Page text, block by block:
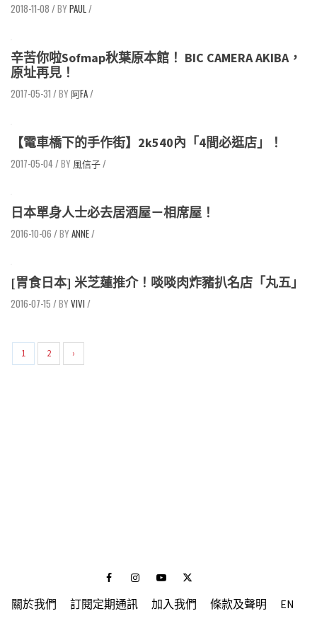
2018-11-08 / PAUL /
辛苦你啦Sofmap秋葉原本館！ BIC CAMERA AKIBA，
原址再見！
2017-05-31 / 阿FA/
【電車橋下的手作街】2k540內「4間必逛店」！
2017-05-04/ 風信子/
日本單身人士必去居酒屋－相席屋！
2016-10-06 / ANNE/
[胃食日本] 米芝蓮推介！啖啖肉炸豬扒名店「丸五」
2016-07-15 / VIVI /
1 2 ›
FacebookInstagramYoutubeTwitter
關於我們 訂閱定期通訊 加入我們 條款及聲明 EN